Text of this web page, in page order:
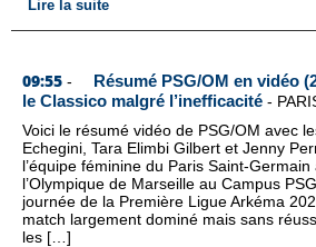
Lire la suite
09:55 -
Résumé PSG/OM en vidéo
le Classico malgré l’inefficacité -
Voici le résumé vidéo de PSG/OM avec
Echegini, Tara Elimbi Gilbert et Jenny
l’équipe féminine du Paris Saint-
l’Olympique de Marseille au Campus
journée de la Première Ligue Arkéma
match largement dominé mais sans
les […]